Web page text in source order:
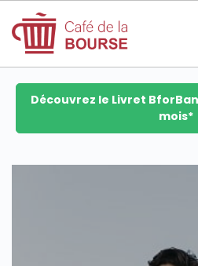
se
Découvrez le Livret
mois*